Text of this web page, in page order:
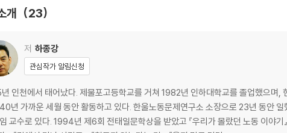
람과 말의 싸움을 알면 NPO가 보인다
우리 곁의 난민을 보라
: 본本 아이덴티티
진정으로 막힘없이 사는 법
: 우리 의학교과서 15년의 기록
: 내가 영화를 연출하는 의도
: 빈 의자, 당신이 주인공입니다
개 23
저 하종강
관심작가 알림신청
인천에서 태어났다. 제물포고등학교를 거쳐 1982년 인하대학교를 졸업했으며
년 가까운 세월 동안 활동하고 있다. 한울노동문제연구소 소장으로 23년 동안
교수로 있다. 1994년 제6회 전태일문학상을 받았고 『우리가 몰랐던 노동 이야기